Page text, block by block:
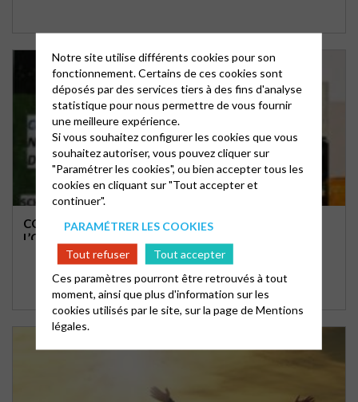
CONCERT DU 17 MAI PROPOSÉ PAR « LES AMIS DE
L’ORGUE »
Notre site utilise différents cookies pour son
fonctionnement. Certains de ces cookies sont
déposés par des services tiers à des fins d'analyse
statistique pour nous permettre de vous fournir
une meilleure expérience.
Si vous souhaitez configurer les cookies que vous
souhaitez autoriser, vous pouvez cliquer sur
"Paramétrer les cookies", ou bien accepter tous les
cookies en cliquant sur "Tout accepter et
continuer".
PARAMÉTRER LES COOKIES
Tout refuser
Tout accepter
Ces paramètres pourront être retrouvés à tout
moment, ainsi que plus d'information sur les
cookies utilisés par le site, sur la page deMentions
légales.